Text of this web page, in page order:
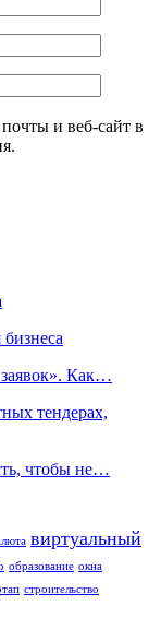
и веб-сайт в
заявок». Как…
тендерах,
чтобы не…
виртуальный
образование окна
строительство